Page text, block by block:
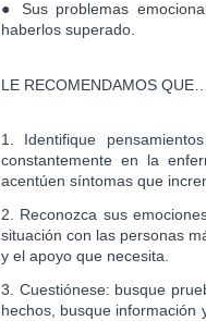
● Sus problemas
haberlos superado.
LE RECOMENDAMOS
1. Identifique
constantemente en la
acentúen síntomas que
2. Reconozca sus
situación con las personas
y el apoyo que necesita.
3. Cuestiónese: busque
hechos, busque información